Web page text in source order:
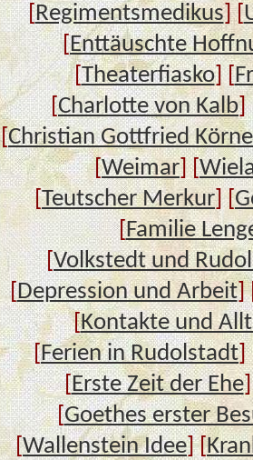
[Regimentsmedikus] [
[Enttäuschte
[Theaterfiasko] [
[Charlotte von Kalb]
[Christian Gottfried
[Weimar] [
[Teutscher Merkur] [
[Familie
[Volkstedt und
[Depression und Arbeit]
[Kontakte und
[Ferien in Rudolstadt]
[Erste Zeit der Ehe
[Goethes erster
[Wallenstein Idee] [